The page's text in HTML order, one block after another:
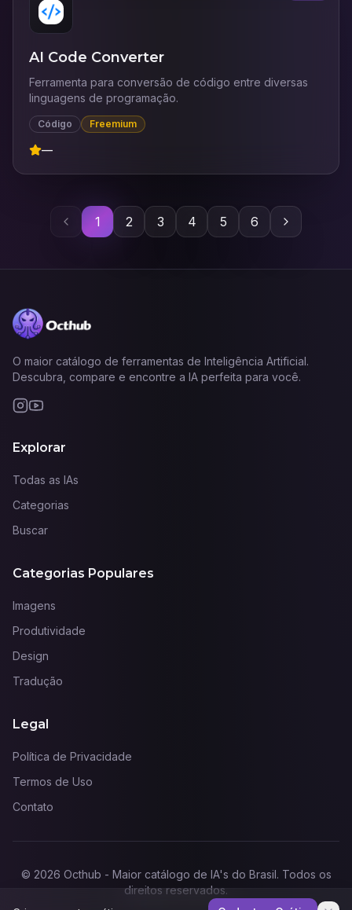
AI Code Converter
Ferramenta para conversão de código entre diversas
linguagens de programação.
Código Freemium
—
Anterior
1 2 3 4 5 6
Próxima
O maior catálogo de ferramentas de Inteligência Artificial.
Descubra, compare e encontre a IA perfeita para você.
Explorar
Todas as IAs
Categorias
Buscar
Categorias Populares
Imagens
Produtividade
Design
Tradução
Legal
Política de Privacidade
Termos de Uso
Contato
© 2026 Octhub - Maior catálogo de IA's do Brasil. Todos os
direitos reservados.